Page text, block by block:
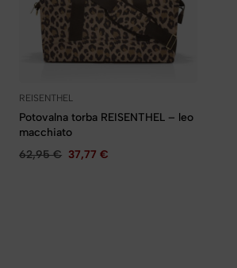
REISENTHEL
Potovalna torba REISENTHEL – leo
macchiato
62,95€ 37,77€